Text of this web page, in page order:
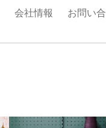
会社情報 お問い